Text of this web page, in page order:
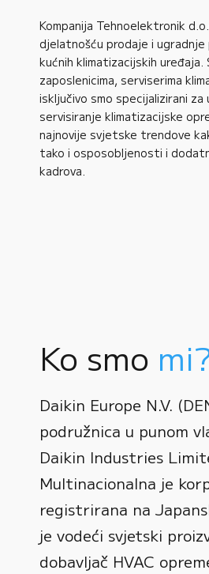
Kompanija Tehnoelektronik
djelatnošću prodaje i ugradnje
kućnih klimatizacijskih uređaja.
zaposlenicima, serviserima
isključivo smo specijalizirani za
servisiranje klimatizacijske
najnovije svjetske trendove
tako i osposobljenosti i
kadrova.
Ko smo
Daikin Europe N.V.
podružnica u punom
Daikin Industries
Multinacionalna je
registrirana na
je vodeći svjetski
dobavljač HVAC
0